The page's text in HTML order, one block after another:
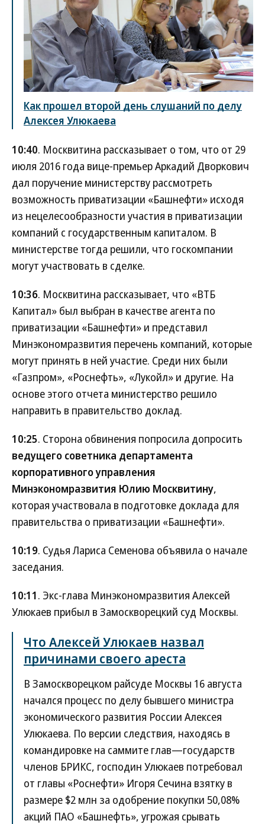
Как прошел второй день слушаний по делу
Алексея Улюкаева
10:40. Москвитина рассказывает о том, что от 29
июля 2016 года вице-премьер Аркадий Дворкович
дал поручение министерству рассмотреть
возможность приватизации «Башнефти» исходя
из нецелесообразности участия в приватизации
компаний с государственным капиталом. В
министерстве тогда решили, что госкомпании
могут участвовать в сделке.
10:36. Москвитина рассказывает, что «ВТБ
Капитал» был выбран в качестве агента по
приватизации «Башнефти» и представил
Минэкономразвития перечень компаний, которые
могут принять в ней участие. Среди них были
«Газпром», «Роснефть», «Лукойл» и другие. На
основе этого отчета министерство решило
направить в правительство доклад.
10:25. Сторона обвинения попросила допросить
ведущего советника департамента
корпоративного управления
Минэкономразвития Юлию Москвитину,
которая участвовала в подготовке доклада для
правительства о приватизации «Башнефти».
10:19. Судья Лариса Семенова объявила о начале
заседания.
10:11. Экс-глава Минэкономразвития Алексей
Улюкаев прибыл в Замоскворецкий суд Москвы.
Что Алексей Улюкаев назвал
причинами своего ареста
В Замоскворецком райсуде Москвы 16 августа
начался процесс по делу бывшего министра
экономического развития России Алексея
Улюкаева. По версии следствия, находясь в
командировке на саммите глав—государств
членов БРИКС, господин Улюкаев потребовал
от главы «Роснефти» Игоря Сечина взятку в
размере $2 млн за одобрение покупки 50,08%
акций ПАО «Башнефть», угрожая срывать